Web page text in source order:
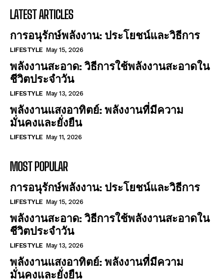
LATEST ARTICLES
การอนุรักษ์พลังงาน: ประโยชน์และวิธีการ
LIFESTYLE May 15, 2026
พลังงานสะอาด: วิธีการใช้พลังงานสะอาดใน
ชีวิตประจำวัน
LIFESTYLE May 13, 2026
พลังงานแสงอาทิตย์: พลังงานที่มีความ
มั่นคงและยั่งยืน
LIFESTYLE May 11, 2026
MOST POPULAR
การอนุรักษ์พลังงาน: ประโยชน์และวิธีการ
LIFESTYLE May 15, 2026
พลังงานสะอาด: วิธีการใช้พลังงานสะอาดใน
ชีวิตประจำวัน
LIFESTYLE May 13, 2026
พลังงานแสงอาทิตย์: พลังงานที่มีความ
มั่นคงและยั่งยืน